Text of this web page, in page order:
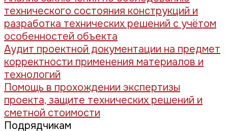
технического состояния конструкций и
разработка технических решений с учётом
особенностей объекта
Аудит проектной документации на предмет
корректности применения материалов и
технологий
Помощь в прохождении экспертизы
проекта, защите технических решений и
сметной стоимости
Подрядчикам